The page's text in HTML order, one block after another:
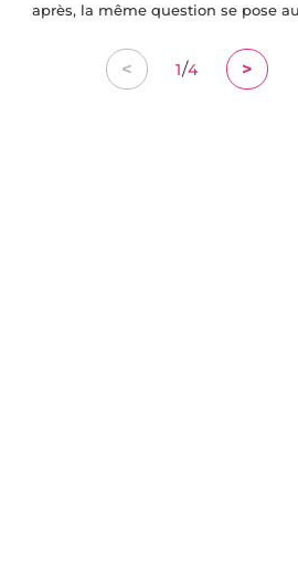
après, la même question se pose
< 1/4 >